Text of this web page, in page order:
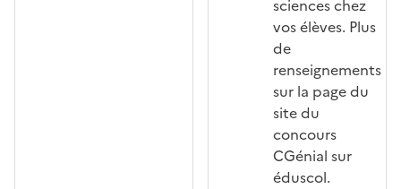
sciences chez
vos élèves. Plus
de
renseignements
sur la page du
site du
concours
CGénial sur
éduscol.